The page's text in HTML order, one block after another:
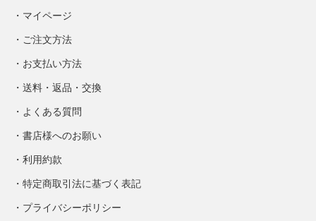
マイページ
ご注文方法
お支払い方法
送料・返品・交換
よくある質問
書店様へのお願い
利用約款
特定商取引法に基づく表記
プライバシーポリシー